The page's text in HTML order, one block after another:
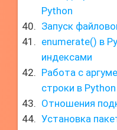
Python
Запуск
enumerate() в
индексами
Работа с
строки в Python
Отношения
Установка